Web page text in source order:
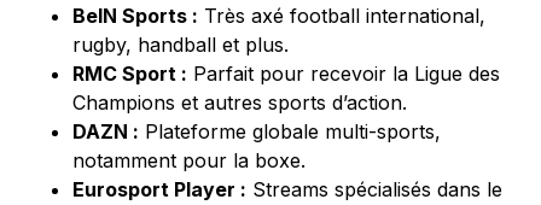
BeIN Sports : Très axé football international,
rugby, handball et plus.
RMC Sport : Parfait pour recevoir la Ligue des
Champions et autres sports d’action.
DAZN : Plateforme globale multi-sports,
notamment pour la boxe.
Eurosport Player : Streams spécialisés dans le